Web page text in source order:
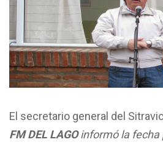
El secretario general del
FM DEL LAGOinformó la fecha